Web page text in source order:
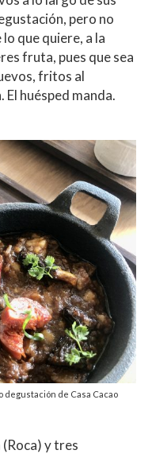
pero no
que quiere, a la
fruta, pues que sea
fritos al
huésped manda.
de Casa Cacao
(Roca) y tres